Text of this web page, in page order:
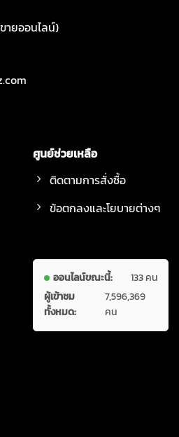
ายออนไลน์)
ศูนย์ช่วยเหลือ
ติดตามการสั่งซื้อ
ข้อตกลงและโยบายต่างๆ
ออนไลน์ขณะนี้:
133 คน
ผู้เข้าชม
ทั้งหมด:
7,596,369
คน